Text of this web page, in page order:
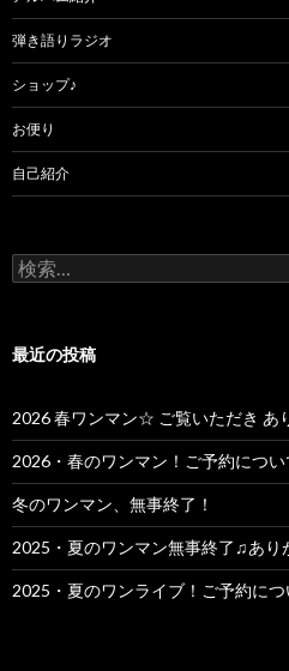
弾き語りラジオ
ショップ♪
お便り
自己紹介
検
索:
最近の投稿
2026 春ワンマン☆ ご覧いただき あ
2026・春のワンマン！ご予約につい
冬のワンマン、無事終了！
2025・夏のワンマン無事終了♫あり
2025・夏のワンライブ！ご予約につ